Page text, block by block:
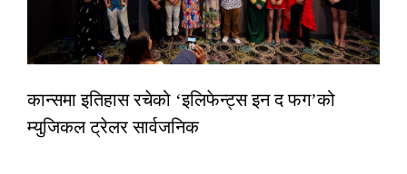
कान्समा इतिहास रचेको ‘इलिफेन्ट्स इन द फग’को
म्युजिकल ट्रेलर सार्वजनिक